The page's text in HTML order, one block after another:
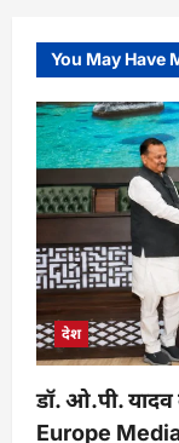
You May Have
देश
डॉ. ओ.पी. यादव
Europe